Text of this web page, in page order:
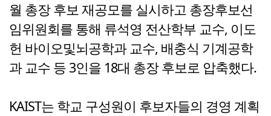
월 총장 후보 재공모를 실시하고 총장후보선
임위원회를 통해 류석영 전산학부 교수, 이도
헌 바이오및뇌공학과 교수, 배충식 기계공학
과 교수 등 3인을 18대 총장 후보로 압축했다.
KAIST는 학교 구성원이 후보자들의 경영 계획